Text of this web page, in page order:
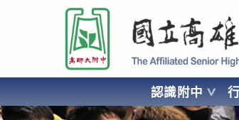
要
容
國立高雄師範大學附屬高級中學 Affiliated
認識附中